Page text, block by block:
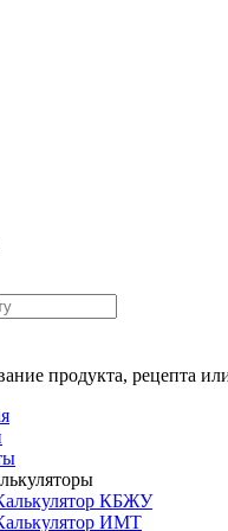
продукта, рецепта
КБЖУ
ИМТ